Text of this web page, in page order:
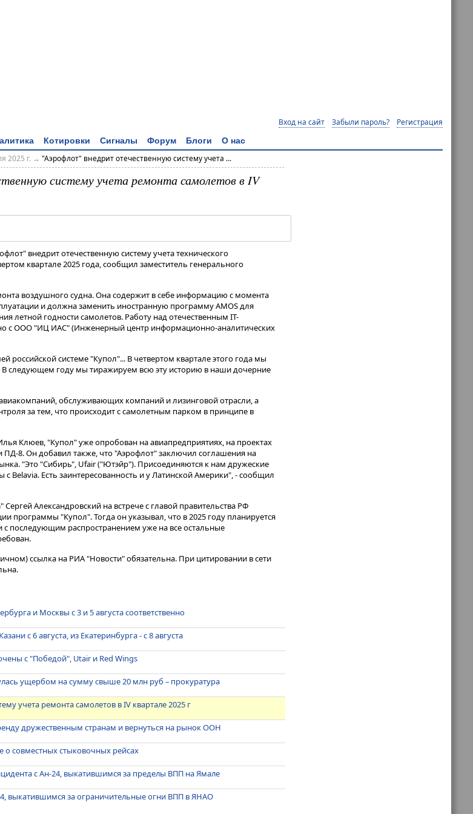
Вход на сайт Забыли пароль? Регистрация
Котировки Сигналы Форум Блоги О нас
2025 г. → "Аэрофлот" внедрит отечественную систему учета ...
систему учета ремонта самолетов в IV
внедрит отечественную систему учета технического
квартале 2025 года, сообщил заместитель генерального
воздушного судна​​​. Она содержит в себе информацию с момента
и должна заменить иностранную программу AMOS для
летной годности самолетов. Работу над отечественным IT-
с ООО "ИЦ ИАС" (Инженерный центр информационно-аналитических
российской системе "Купол"... В четвертом квартале этого года мы
В следующем году мы тиражируем всю эту историю в наши дочерние
обслуживающих компаний и лизинговой отрасли, а
за тем, что происходит с самолетным парком в принципе в
Клюев, "Купол" уже опробован на авиапредприятиях, на проектах
ПД-8. Он добавил также, что "Аэрофлот" заключил соглашения на
"Это "Сибирь", Ufair ("Ютэйр"). Присоединяются к нам дружеские
Belavia. Есть заинтересованность и у Латинской Америки", - сообщил
Александровский на встрече с главой правительства РФ
"Купол". Тогда он указывал, что в 2025 году планируется
с последующим распространением уже на все остальные
ссылка на РИА "Новости" обязательна. При цитировании в сети
и Москвы с 3 и 5 августа соответственно
с 6 августа, из Екатеринбурга - с 8 августа
с "Победой", Utair и Red Wings
ущербом на сумму свыше 20 млн руб – прокуратура
учета ремонта самолетов в IV квартале 2025 г
дружественным странам и вернуться на рынок ООН
о совместных стыковочных рейсах
с Ан-24, выкатившимся за пределы ВПП на Ямале
выкатившимся за ограничительные огни ВПП в ЯНАО